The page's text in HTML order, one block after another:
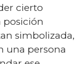
cierto
posición
simbolizada,
una persona